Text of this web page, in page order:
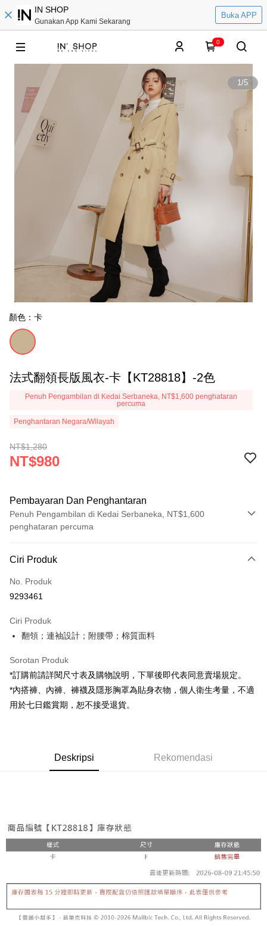
IN SHOP
Gunakan App Kami Sekarang
Buka APP
0
1/5
顏色：卡
法式翻領長版風衣-卡【KT28818】-2色
Penuh Pengambilan di Kedai Serbaneka, NT$1,600 penghataran
percuma
Penghantaran Negara/Wilayah
NT$1,280
NT$980
Pembayaran Dan Penghantaran
Penuh Pengambilan di Kedai Serbaneka, NT$1,600
penghataran percuma
Kad Kredit (Bayaran Penuh)
Pengambilan di Kedai Serbaneka
Apple Pay
Google Pay
OP Pay Later
Deskripsi
pengguna Taiwan Mobile tanpa memerlukan permohonan tambahan.
disahkan.
Had kredit yang diluluskan, tempoh ansuran yang tersedia, dan yuran
pada halaman pengesahan transaksi seterusnya.
Jika transaksi tidak disahkan dalam masa 30 minit selepas pesanan
dibuat, atau jika permohonan gagal dalam proses semakan, pesanan
akan dibatalkan secara automatik. Jika permohonan gagal pada
Pertama, Mengenai Perkhidmatan AFTEE Beli Sekarang Bayar Kemudian
1. Dengan memilih AFTEE sebagai kaedah pembayaran, mesej
4. Setelah pesanan disahkan, anda akan menerima SMS pembayaran
manakala ahli aplikasi akan menerima pemberitahuan tolak aplikasi
5. Tiada bayaran diperlukan apabila anda menerima produk. Sila buat
pembayaran di empat kedai serbaneka utama, ATM atau perbankan
AFTEE.
Sila ambil perhatian bahawa tempoh pembayaran adalah 14 hari. Walau
bagaimanapun, bagi mereka yang telah memuat turun Aplikasi AFTEE
Pemindahan ATM
NT$60/pesanan | Penghantaran percuma untuk pesanan
NT$1,800 atau lebih
NT$60/pesanan | Penghantaran percuma untuk pesanan
已關閉，請勿下單
Ciri Produk
No. Produk
9293461
Ciri Produk
翻領；連袖設計；附腰帶；棉質面料
Sorotan Produk
*訂購前請詳閱尺寸表及購物說明，下單後即代表同意賣場規定。
*內搭褲、內褲、褲襪及隱形胸罩為貼身衣物，個人衛生考量，不適
用於七日鑑賞期，恕不接受退貨。
Deskripsi Rekomendasi